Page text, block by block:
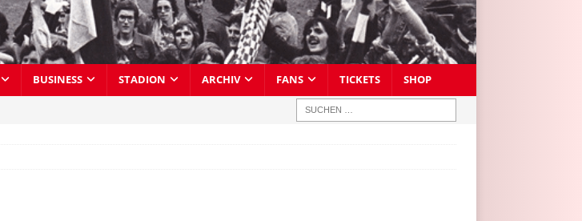
BUSINESS STADION ARCHIV FANS TICKETS SHOP